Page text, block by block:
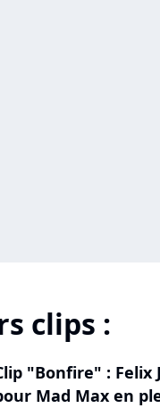
clips :
"Bonfire" : Felix
Mad Max en